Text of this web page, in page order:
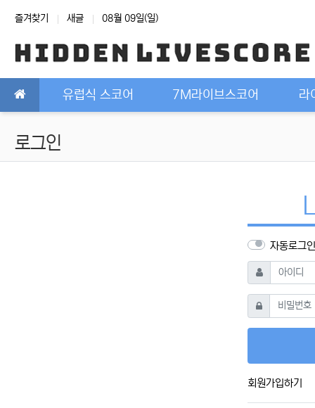
상단 네비
즐겨찾기 새글 08월 09일(일)
메인 메뉴유럽식 스코어 7M라이브스코어 라
로그인
자동로그인
아이디
필수
비밀번호필수
회원가입하기